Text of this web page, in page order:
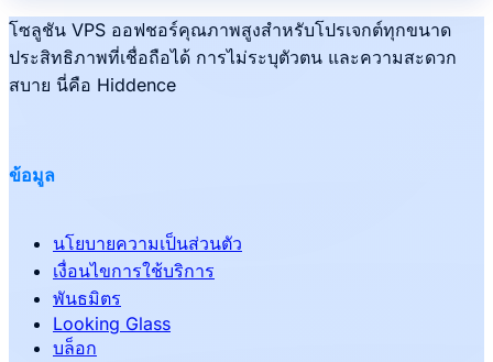
โซลูชัน VPS ออฟชอร์คุณภาพสูงสำหรับโปรเจกต์ทุกขนาด
ประสิทธิภาพที่เชื่อถือได้ การไม่ระบุตัวตน และความสะดวก
สบาย นี่คือ Hiddence
ข้อมูล
นโยบายความเป็นส่วนตัว
เงื่อนไขการใช้บริการ
พันธมิตร
Looking Glass
บล็อก